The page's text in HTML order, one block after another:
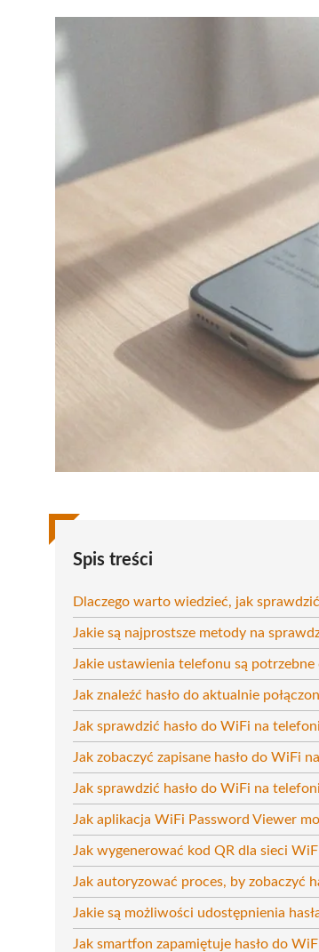
Spis treści
Dlaczego warto wiedzieć, jak
Jakie są najprostsze metody na
Jakie ustawienia telefonu są potrzebne
Jak znaleźć hasło do aktualnie
Jak sprawdzić hasło do WiFi na
Jak zobaczyć zapisane hasło do WiFi
Jak sprawdzić hasło do WiFi na
Jak aplikacja WiFi Password Viewer
Jak wygenerować kod QR dla sieci
Jak autoryzować proces, by zobaczyć
Jakie są możliwości udostępnienia
Jak smartfon zapamiętuje hasło do